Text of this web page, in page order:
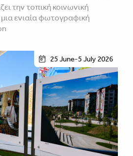
την τοπική κοινωνική
ενιαία φωτογραφική
25 June-5 July 2026